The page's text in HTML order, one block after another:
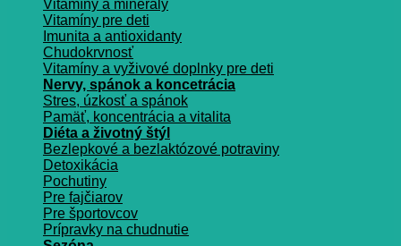
Vitamíny a minerály
Vitamíny pre deti
Imunita a antioxidanty
Chudokrvnosť
Vitamíny a vyživové doplnky pre deti
Nervy, spánok a koncetrácia
Stres, úzkosť a spánok
Pamäť, koncentrácia a vitalita
Diéta a životný štýl
Bezlepkové a bezlaktózové potraviny
Detoxikácia
Pochutiny
Pre fajčiarov
Pre športovcov
Prípravky na chudnutie